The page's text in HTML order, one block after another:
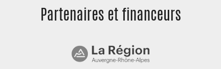
Partenaires et financeurs